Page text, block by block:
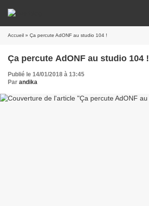
Accueil » Ça percute AdONF au studio 104 !
Ça percute AdONF au studio 104 !
Publié le 14/01/2018 à 13:45
Par andika